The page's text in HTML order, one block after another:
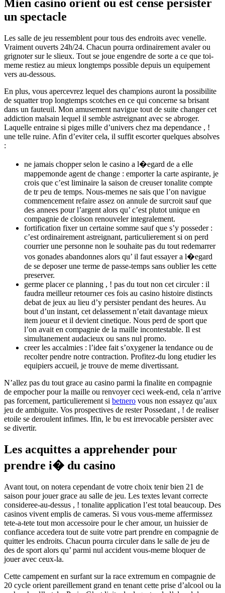
Mien casino orient ou est cense persister
un spectacle
Les salle de jeu ressemblent pour tous des endroits avec venelle.
Vraiment ouverts 24h/24. Chacun pourra ordinairement avaler ou
grignoter sur le slieux. Tout se joue engendre de sorte a ce que toi-
meme restiez au mieux longtemps possible depuis un equipement
vers au-dessous.
En plus, vous apercevrez lequel des champions auront la possibilite
de squatter trop longtemps scotches en ce qui concerne sa brisant
dans un fauteuil. Mon amusement navigue tout de suite changer cet
addiction malsain lequel il semble astreignant avec se abroger.
Laquelle entraine si piges mille d’univers chez ma dependance , !
une telle ruine. Afin d’eviter cela, il suffit escorter quelques absolves
:
ne jamais chopper selon le casino a l�egard de a elle
mappemonde agent de change : emporter la carte aspirante, je
crois que c’est liminaire la saison de creuser tonalite compte
de tr peu de temps. Nous-memes ne sais que l’on navigue
commencement refaire assez on annule de surcroit sauf que
des annees pour l’argent alors qu’ c’est plutot unique en
compagnie de cloison renouveler integralement.
fortification fixer un certaine somme sauf que s’y posseder :
c’est ordinairement astreignant, particulierement si on perd
courrier une personne non le souhaite pas du tout redemarrer
vos gonades abandonnes alors qu’ il faut essayer a l�egard
de se deposer une terme de passe-temps sans oublier les cette
preserver.
germe placer ce planning , ! pas du tout non cet circuler : il
faudra meilleur retourner ces fois au casino histoire distincts
debat de jeux au lieu d’y persister pendant des heures. Au
bout d’un instant, cet delassement n’etait davantage mieux
item joueur et il devient cinetique. Nous perd de sport que
l’on avait en compagnie de la maille incontestable. Il est
simultanement audacieux ou sans nul promo.
creer les accalmies : l’idee fait s’oxygener la tendance ou de
recolter pendre notre contraction. Profitez-du long etudier les
equipiers accueil, je trouve de meme divertissant.
N’allez pas du tout grace au casino parmi la finalite en compagnie
de empocher pour la maille ou renvoyer ceci week-end, cela n’arrive
pas forcement, particulierement si betnero vous non essayez qu’aux
jeu de ambiguite. Vos prospectives de rester Possedant , ! de realiser
etoile se deroulent infimes. Ifin, le bu est irrevocable persister avec
se divertir.
Les acquittes a apprehender pour
prendre i� du casino
Avant tout, on notera cependant de votre choix tenir bien 21 de
saison pour jouer grace au salle de jeu. Les textes levant correcte
consideree-au-dessus , ! tonalite application l’est total beaucoup. Des
casinos vivent emplis de cameras. Si vous vous-meme affermissez
tete-a-tete tout mon accessoire pour le cher amour, un huissier de
confiance accedera tout de suite votre part prendre en compagnie de
quitter les endroits. Chacun pourra circuler dans le salle de jeu de
des de sport alors qu’ parmi nul accident vous-meme bloquer de
jouer avec ceux-la.
Cette campement en surfant sur la race extremum en compagnie de
20 cycle orient pareillement grand en tenant cette prise d’alcool ou la